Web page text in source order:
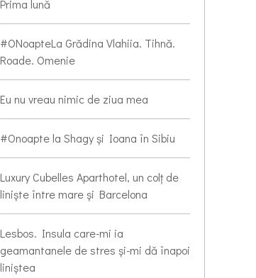
Prima lună
#ONoapteLa Grădina Vlahiia. Tihnă.
Roade. Omenie
Eu nu vreau nimic de ziua mea
#Onoapte la Shagy și Ioana în Sibiu
Luxury Cubelles Aparthotel, un colț de
liniște între mare și Barcelona
Lesbos. Insula care-mi ia
geamantanele de stres și-mi dă înapoi
liniștea